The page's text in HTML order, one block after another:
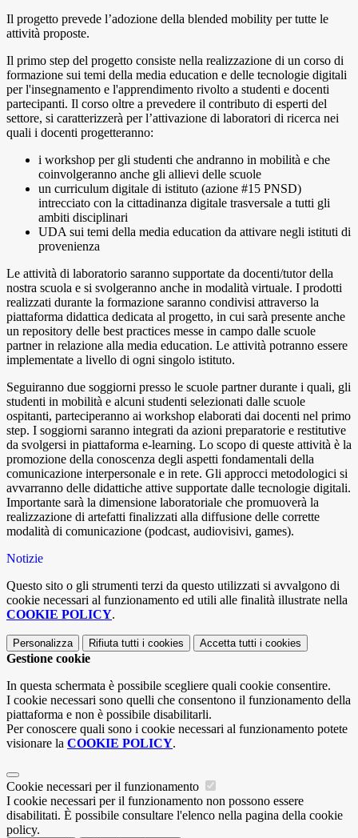
Il progetto prevede l’adozione della blended mobility per tutte le
attività proposte.
Il primo step del progetto consiste nella realizzazione di un corso di
formazione sui temi della media education e delle tecnologie digitali
per l'insegnamento e l'apprendimento rivolto a studenti e docenti
partecipanti. Il corso oltre a prevedere il contributo di esperti del
settore, si caratterizzerà per l’attivazione di laboratori di ricerca nei
quali i docenti progetteranno:
i workshop per gli studenti che andranno in mobilità e che
coinvolgeranno anche gli allievi delle scuole
un curriculum digitale di istituto (azione #15 PNSD)
intrecciato con la cittadinanza digitale trasversale a tutti gli
ambiti disciplinari
UDA sui temi della media education da attivare negli istituti di
provenienza
Le attività di laboratorio saranno supportate da docenti/tutor della
nostra scuola e si svolgeranno anche in modalità virtuale. I prodotti
realizzati durante la formazione saranno condivisi attraverso la
piattaforma didattica dedicata al progetto, in cui sarà presente anche
un repository delle best practices messe in campo dalle scuole
partner in relazione alla media education. Le attività potranno essere
implementate a livello di ogni singolo istituto.
Seguiranno due soggiorni presso le scuole partner durante i quali, gli
studenti in mobilità e alcuni studenti selezionati dalle scuole
ospitanti, parteciperanno ai workshop elaborati dai docenti nel primo
step. I soggiorni saranno integrati da azioni preparatorie e restitutive
da svolgersi in piattaforma e-learning. Lo scopo di queste attività è la
promozione della conoscenza degli aspetti fondamentali della
comunicazione interpersonale e in rete. Gli approcci metodologici si
avvarranno delle didattiche attive supportate dalle tecnologie digitali.
Importante sarà la dimensione laboratoriale che promuoverà la
realizzazione di artefatti finalizzati alla diffusione delle corrette
modalità di comunicazione (podcast, audiovisivi, games).
Notizie
Questo sito o gli strumenti terzi da questo utilizzati si avvalgono di
cookie necessari al funzionamento ed utili alle finalità illustrate nella
COOKIE POLICY.
Personalizza Rifiuta tutti i cookies Accetta tutti i cookies
Gestione cookie
In questa schermata è possibile scegliere quali cookie consentire.
I cookie necessari sono quelli che consentono il funzionamento della
piattaforma e non è possibile disabilitarli.
Per conoscere quali sono i cookie necessari al funzionamento potete
visionare la COOKIE POLICY.
Cookie necessari per il funzionamento
I cookie necessari per il funzionamento non possono essere
disabilitati. È possibile consultare l'elenco nella pagina della cookie
policy.